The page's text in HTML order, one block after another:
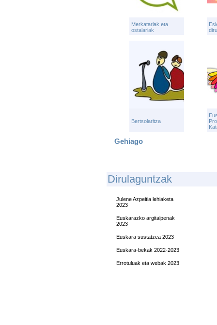
Merkatariak eta
ostalariak
Bertsolaritza
Gehiago
DIrulaguntzak
Julene Azpeitia lehiaketa
2023
Euskarazko argitalpenak
2023
Euskara sustatzea 2023
Euskara-bekak 2022-2023
Errotuluak eta webak 2023